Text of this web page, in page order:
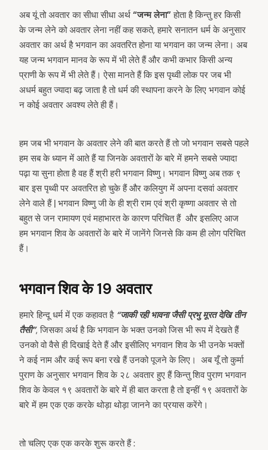
अब यूं तो अवतार का सीधा सीधा अर्थ “जन्म लेना”होता है किन्तु हर किसी
के जन्म लेने को अवतार लेना नहीं कह सकते, हमारे सनातन धर्म के अनुसार
अवतार का अर्थ है भगवान का अवतरित होना या भगवान का जन्म लेना। अब
यह जन्म भगवान मानव के रूप में भी लेते हैं और कभी कभार किसी अन्य
प्राणी के रूप में भी लेते हैं। ऐसा मानते हैं कि इस पृथ्वी लोक पर जब भी
अधर्म बहुत ज्यादा बढ़ जाता है तो धर्म की स्थापना करने के लिए भगवान कोई
न कोई अवतार अवश्य लेते ही हैं।
हम जब भी भगवान के अवतार लेने की बात करते हैं तो जो भगवान सबसे पहले
हम सब के ध्यान में आते हैं या जिनके अवतारों के बारे में हमने सबसे ज्यादा
पढ़ा या सुना होता है वह हैं श्री हरी भगवान विष्णु। भगवान विष्णु अब तक ९
बार इस पृथ्वी पर अवतरित हो चुके हैं और कलियुग में अपना दसवां अवतार
लेने वाले हैं | भगवान विष्णु जी के ही श्री राम एवं श्री कृष्णा अवतार से तो
बहुत से जन रामायण एवं महाभारत के कारण परिचित हैं और इसलिए आज
हम भगवान शिव के अवतारों के बारे में जानेंगे जिनसे कि कम ही लोग परिचित
हैं।
भगवान शिव के 19 अवतार
हमारे हिन्दू धर्म में एक कहावत है “जाकी रही भावना जैसी प्रभु मूरत देखि तीन
तैसी”, जिसका अर्थ है कि भगवान के भक्त उनको जिस भी रूप में देखते हैं
उनको वो वैसे ही दिखाई देते हैं और इसीलिए भगवान शिव के भी उनके भक्तों
ने कई नाम और कई रूप बना रखे हैं उनको पूजने के लिए। अब यूँ तो कुर्मा
पुराण के अनुसार भगवान शिव के २८ अवतार हुए हैं किन्तु शिव पुराण भगवान
शिव के केवल १९ अवतारों के बारे में ही बात करता है तो इन्हीं १९ अवतारों के
बारे में हम एक एक करके थोड़ा थोड़ा जानने का प्रयास करेंगे।
तो चलिए एक एक करके शुरू करते हैं :